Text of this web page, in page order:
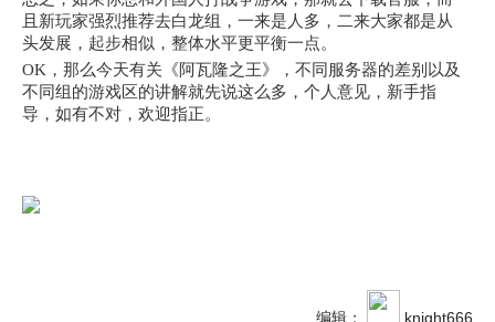
且新玩家强烈推荐去白龙组，一来是人多，二来大家都是从
头发展，起步相似，整体水平更平衡一点。
OK，那么今天有关《阿瓦隆之王》，不同服务器的差别以及
不同组的游戏区的讲解就先说这么多，个人意见，新手指
导，如有不对，欢迎指正。
编辑： knight666